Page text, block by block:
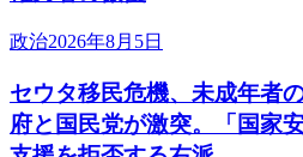
政治2026年8月5日
セウタ移民危機、未成年者
府と国民党が激突。「国家